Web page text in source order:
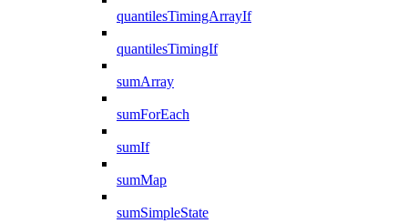
quantilesTimingArrayIf
quantilesTimingIf
sumArray
sumForEach
sumIf
sumMap
sumSimpleState